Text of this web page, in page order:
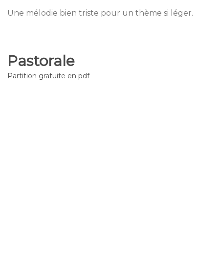
Une mélodie bien triste pour un thème si léger.
Pastorale
Partition gratuite en pdf